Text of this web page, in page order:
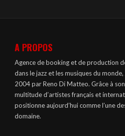
A PROPOS
Agence de booking et de production
dans le jazz et les musiques du
2004 par Reno Di Matteo. Grâce à
multitude d’artistes français et
positionne aujourd’hui comme l’une
domaine.